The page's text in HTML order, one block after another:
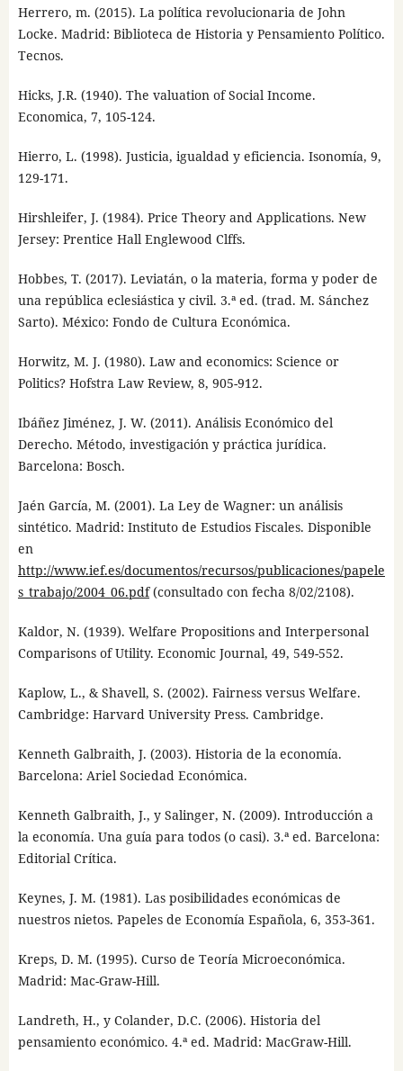
Herrero, m. (2015). La política revolucionaria de John
Locke. Madrid: Biblioteca de Historia y Pensamiento Político.
Tecnos.
Hicks, J.R. (1940). The valuation of Social Income.
Economica, 7, 105-124.
Hierro, L. (1998). Justicia, igualdad y eficiencia. Isonomía, 9,
129-171.
Hirshleifer, J. (1984). Price Theory and Applications. New
Jersey: Prentice Hall Englewood Clffs.
Hobbes, T. (2017). Leviatán, o la materia, forma y poder de
una república eclesiástica y civil. 3.ª ed. (trad. M. Sánchez
Sarto). México: Fondo de Cultura Económica.
Horwitz, M. J. (1980). Law and economics: Science or
Politics? Hofstra Law Review, 8, 905-912.
Ibáñez Jiménez, J. W. (2011). Análisis Económico del
Derecho. Método, investigación y práctica jurídica.
Barcelona: Bosch.
Jaén García, M. (2001). La Ley de Wagner: un análisis
sintético. Madrid: Instituto de Estudios Fiscales. Disponible
en
http://www.ief.es/documentos/recursos/publicaciones/papele
s_trabajo/2004_06.pdf(consultado con fecha 8/02/2108).
Kaldor, N. (1939). Welfare Propositions and Interpersonal
Comparisons of Utility. Economic Journal, 49, 549-552.
Kaplow, L., & Shavell, S. (2002). Fairness versus Welfare.
Cambridge: Harvard University Press. Cambridge.
Kenneth Galbraith, J. (2003). Historia de la economía.
Barcelona: Ariel Sociedad Económica.
Kenneth Galbraith, J., y Salinger, N. (2009). Introducción a
la economía. Una guía para todos (o casi). 3.ª ed. Barcelona:
Editorial Crítica.
Keynes, J. M. (1981). Las posibilidades económicas de
nuestros nietos. Papeles de Economía Española, 6, 353-361.
Kreps, D. M. (1995). Curso de Teoría Microeconómica.
Madrid: Mac-Graw-Hill.
Landreth, H., y Colander, D.C. (2006). Historia del
pensamiento económico. 4.ª ed. Madrid: MacGraw-Hill.